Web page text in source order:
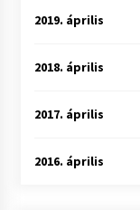
2019. április
2018. április
2017. április
2016. április